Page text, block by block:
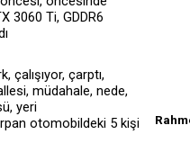
3060 Ti, GDDR6
otomobildeki 5 kişi